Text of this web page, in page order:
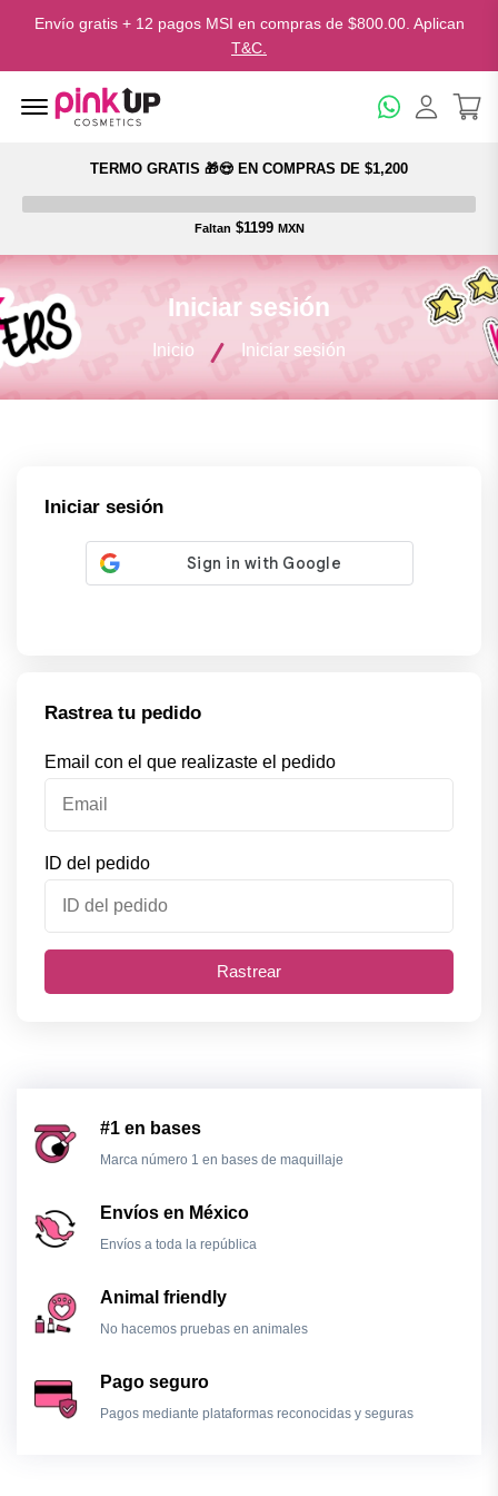
Envío gratis + 12 pagos MSI en compras de $800.00. Aplican
T&C.
Menu Open
TERMO GRATIS 🎁😍 EN COMPRAS DE $1,200
Faltan $1199 MXN
Iniciar sesión
Inicio Iniciar sesión
Iniciar sesión
Rastrea tu pedido
Email con el que realizaste el pedido
ID del pedido
Rastrear
#1 en bases
Marca número 1 en bases de maquillaje
Envíos en México
Envíos a toda la república
Animal friendly
No hacemos pruebas en animales
Pago seguro
Pagos mediante plataformas reconocidas y seguras